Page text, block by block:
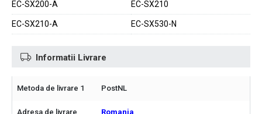
EC-SX200-A EC-SX210
EC-SX210-A EC-SX530-N
Informatii Livrare
PostNL
Romania